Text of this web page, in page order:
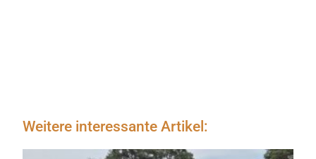
Weitere interessante Artikel: